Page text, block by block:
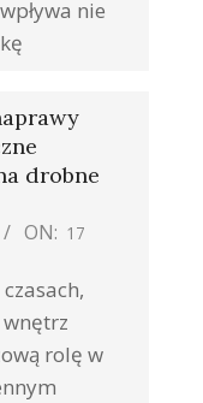
nie
drobne
ON: 17
rolę w